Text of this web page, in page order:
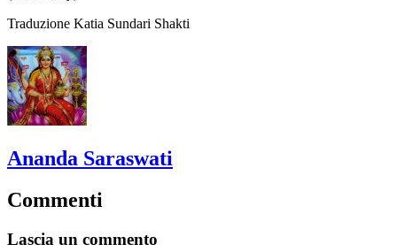
Traduzione Katia Sundari Shakti
Ananda Saraswati
Commenti
Lascia un commento